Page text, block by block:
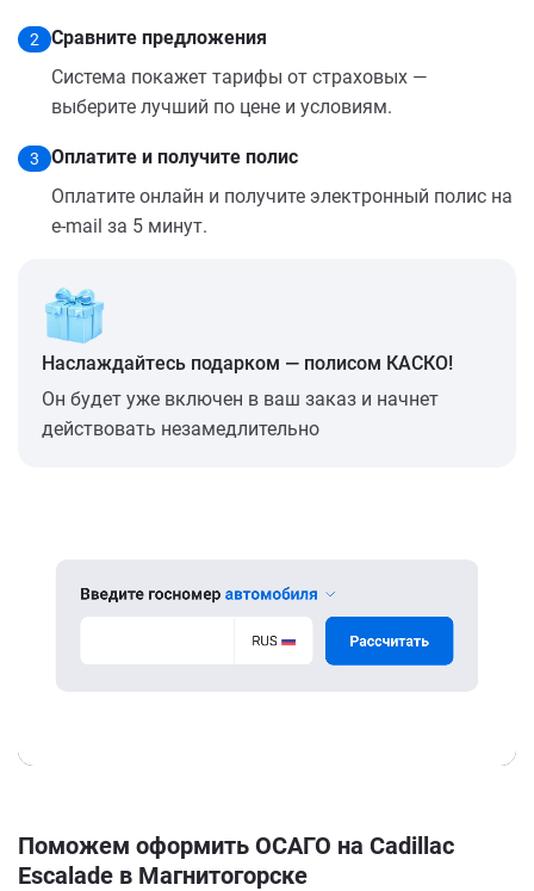
2
Сравните предложения
Система покажет тарифы от страховых —
выберите лучший по цене и условиям.
3
Оплатите и получите полис
Оплатите онлайн и получите электронный полис на
e-mail за 5 минут.
Наслаждайтесь подарком — полисом КАСКО!
Он будет уже включен в ваш заказ и начнет
действовать незамедлительно
Поможем оформить ОСАГО на Cadillac
Escalade в Магнитогорске